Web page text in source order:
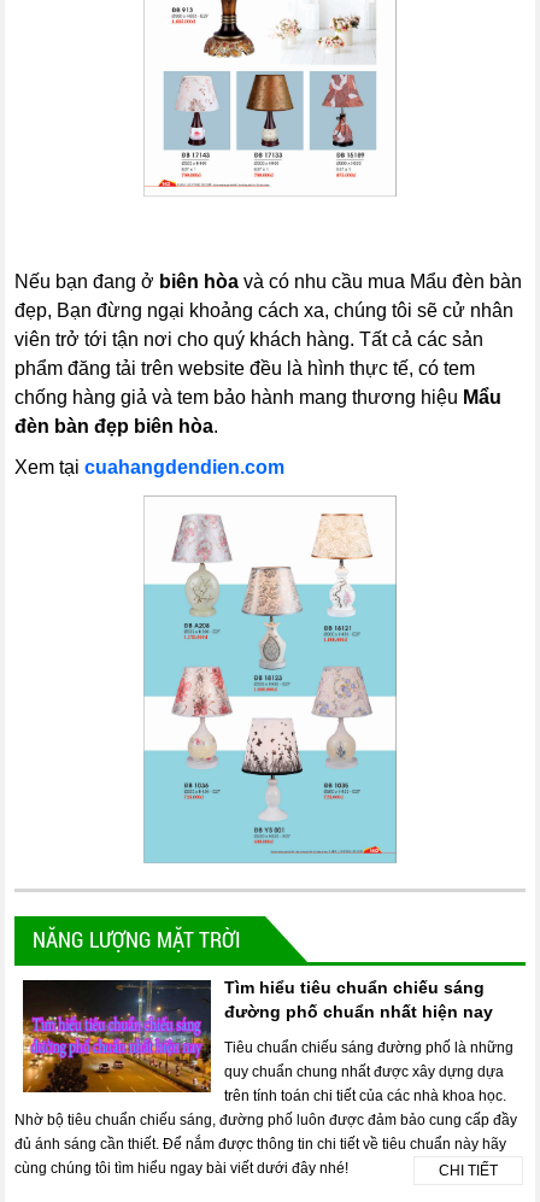
Nếu bạn đang ở biên hòa và có nhu cầu mua Mẩu đèn bàn
đẹp, Bạn đừng ngại khoảng cách xa, chúng tôi sẽ cử nhân
viên trở tới tận nơi cho quý khách hàng. Tất cả các sản
phẩm đăng tải trên website đều là hình thực tế, có tem
chống hàng giả và tem bảo hành mang thương hiệu Mẩu
đèn bàn đẹp biên hòa.
Xem tạicuahangdendien.com
NĂNG LƯỢNG MẶT TRỜI
Tìm hiểu tiêu chuẩn chiếu sáng
đường phố chuẩn nhất hiện nay
Tiêu chuẩn chiếu sáng đường phố là những
quy chuẩn chung nhất được xây dựng dựa
trên tính toán chi tiết của các nhà khoa học.
Nhờ bộ tiêu chuẩn chiếu sáng, đường phố luôn được đảm bảo cung cấp đầy
đủ ánh sáng cần thiết. Để nắm được thông tin chi tiết về tiêu chuẩn này hãy
cùng chúng tôi tìm hiểu ngay bài viết dưới đây nhé!
CHI TIẾT